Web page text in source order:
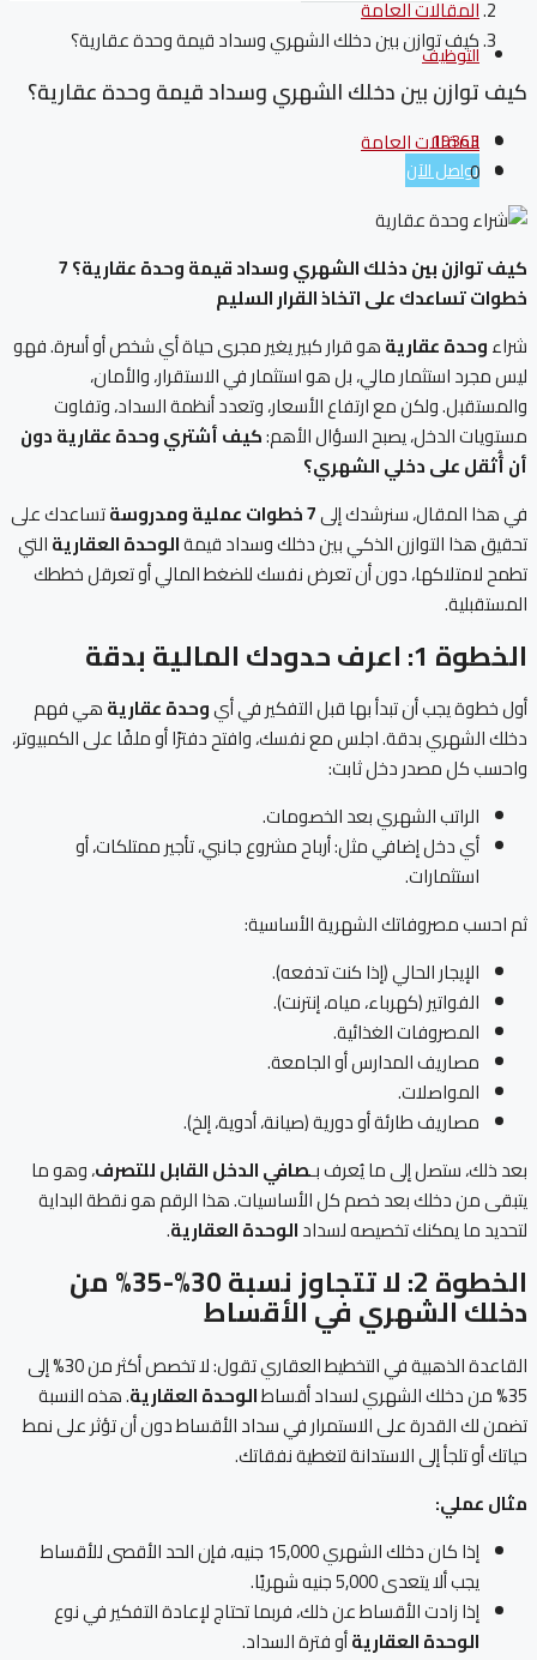
التوظيف
19363
تواصل الآن
المقالات العامة
كيف توازن بين دخلك الشهري وسداد قيمة وحدة عقارية؟
كيف توازن بين دخلك الشهري وسداد قيمة وحدة عقارية؟
المقالات العامة
0
كيف توازن بين دخلك الشهري وسداد قيمة وحدة عقارية؟ 7
خطوات تساعدك على اتخاذ القرار السليم
شراءوحدة عقاريةهو قرار كبير يغير مجرى حياة أي شخص أو أسرة. فهو
ليس مجرد استثمار مالي، بل هو استثمار في الاستقرار، والأمان،
والمستقبل. ولكن مع ارتفاع الأسعار، وتعدد أنظمة السداد، وتفاوت
مستويات الدخل، يصبح السؤال الأهم:كيف أشتري وحدة عقارية دون
أن أُثقل على دخلي الشهري؟
في هذا المقال، سنرشدك إلى7خطوات عملية ومدروسةتساعدك على
تحقيق هذا التوازن الذكي بين دخلك وسداد قيمةالوحدة العقاريةالتي
تطمح لامتلاكها، دون أن تعرض نفسك للضغط المالي أو تعرقل خططك
المستقبلية.
الخطوة 1: اعرف حدودك المالية بدقة
أول خطوة يجب أن تبدأ بها قبل التفكير في أيوحدة عقاريةهي فهم
دخلك الشهري بدقة. اجلس مع نفسك، وافتح دفترًا أو ملفًا على الكمبيوتر،
واحسب كل مصدر دخل ثابت:
الراتب الشهري بعد الخصومات.
أي دخل إضافي مثل: أرباح مشروع جانبي، تأجير ممتلكات، أو
استثمارات.
ثم احسب مصروفاتك الشهرية الأساسية:
الإيجار الحالي (إذا كنت تدفعه).
الفواتير (كهرباء، مياه، إنترنت).
المصروفات الغذائية.
مصاريف المدارس أو الجامعة.
المواصلات.
مصاريف طارئة أو دورية (صيانة، أدوية، إلخ).
بعد ذلك، ستصل إلى ما يُعرف بـصافي الدخل القابل للتصرف، وهو ما
يتبقى من دخلك بعد خصم كل الأساسيات. هذا الرقم هو نقطة البداية
لتحديد ما يمكنك تخصيصه لسدادالوحدة العقارية.
الخطوة 2: لا تتجاوز نسبة 30%-35% من
دخلك الشهري في الأقساط
القاعدة الذهبية في التخطيط العقاري تقول: لا تخصص أكثر من 30% إلى
35% من دخلك الشهري لسداد أقساط
الوحدة العقارية. هذه النسبة
تضمن لك القدرة على الاستمرار في سداد الأقساط دون أن تؤثر على نمط
حياتك أو تلجأ إلى الاستدانة لتغطية نفقاتك.
مثال عملي:
إذا كان دخلك الشهري 15,000 جنيه، فإن الحد الأقصى للأقساط
يجب ألا يتعدى 5,000 جنيه شهريًا.
إذا زادت الأقساط عن ذلك، فربما تحتاج لإعادة التفكير في نوع
الوحدة العقاريةأو فترة السداد.